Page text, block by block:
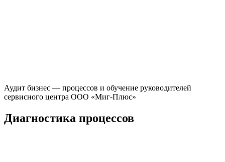
Аудит бизнес — процессов и обучение руководителей
сервисного центра ООО «Миг-Плюс»
Диагностика процессов